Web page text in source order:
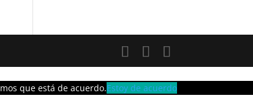
que está de acuerdo.Estoy de acuerdo